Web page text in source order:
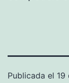
Publicada el 19